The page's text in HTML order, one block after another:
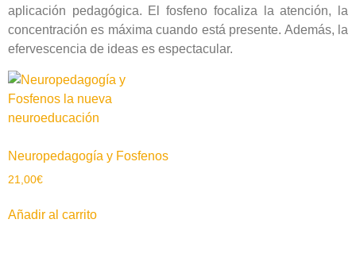
aplicación pedagógica. El fosfeno focaliza la atención, la
concentración es máxima cuando está presente. Además, la
efervescencia de ideas es espectacular.
Neuropedagogía y Fosfenos
21,00€
Añadir al carrito